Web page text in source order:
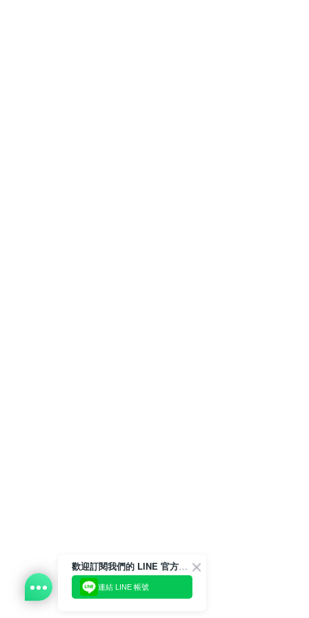
歡迎訂閱我們的 LINE 官方帳號
連結 LINE 帳號